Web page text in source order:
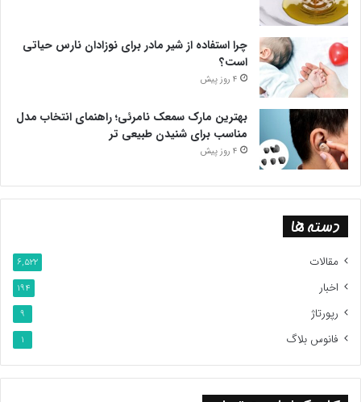
چرا استفاده از شیر مادر برای نوزادان نارس حیاتی
است؟
4 روز پیش
بهترین مارک سمعک نامرئی؛ راهنمای انتخاب مدل
مناسب برای شنیدن طبیعی تر
4 روز پیش
دسته ها
مقالات 6,522
اخبار 194
رپورتاژ 9
فانوس بلاگ 1